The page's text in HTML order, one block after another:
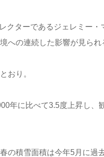
クターであるジェレミー
への連続した影響が見られ
おり。
年に比べて3.5度上昇し
の積雪面積は今年5月に